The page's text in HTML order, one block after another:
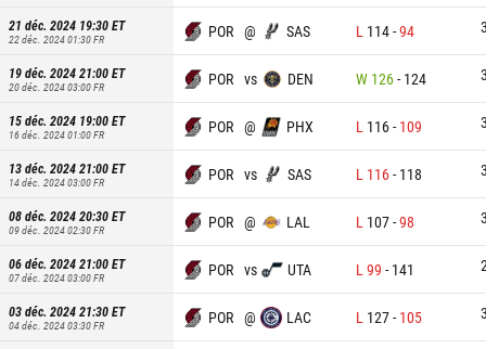
21 déc. 2024 19:30ET
22 déc. 2024 01:30FR POR @ SAS L 114-94
19 déc. 2024 21:00ET
20 déc. 2024 03:00FR POR vs DEN W 126- 124
15 déc. 2024 19:00ET
16 déc. 2024 01:00FR POR @ PHX L 116- 109
13 déc. 2024 21:00ET
14 déc. 2024 03:00FR POR vs SAS L 116- 118
08 déc. 2024 20:30ET
09 déc. 2024 02:30FR POR @ LAL L 107-98
06 déc. 2024 21:00ET
07 déc. 2024 03:00FR POR vs UTA L 99 - 141
03 déc. 2024 21:30ET
04 déc. 2024 03:30FR POR @ LAC L 127- 105